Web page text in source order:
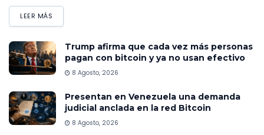
LEER MÁS
Trump afirma que cada vez más personas
pagan con bitcoin y ya no usan efectivo
8 Agosto, 2026
Presentan en Venezuela una demanda
judicial anclada en la red Bitcoin
8 Agosto, 2026